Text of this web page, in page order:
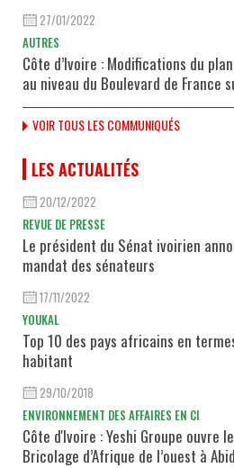
27/01/2022
AUTRES
Côte d’Ivoire : Modifications du
au niveau du Boulevard de France
VOIR TOUS LES COMMUNIQUÉS
LES ACTUALITÉS
20/12/2022
REVUE DE PRESSE
Le président du Sénat ivoirien
mandat des sénateurs
17/11/2022
YOUKAL
Top 10 des pays africains en
habitant
29/10/2018
ENVIRONNEMENT DES AFFAIRES EN CI
Côte d'Ivoire : Yeshi Groupe ouvre
Bricolage d’Afrique de l’ouest à